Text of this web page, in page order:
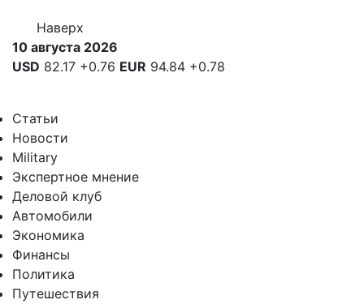
Наверх
10 августа 2026
USD 82.17 +0.76 EUR 94.84 +0.78
Статьи
Новости
Military
Экспертное мнение
Деловой клуб
Автомобили
Экономика
Финансы
Политика
Путешествия